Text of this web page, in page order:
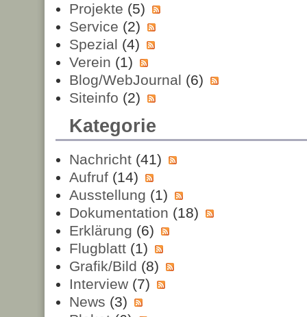
Projekte (5)
Service (2)
Spezial (4)
Verein (1)
Blog/WebJournal (6)
Siteinfo (2)
Kategorie
Nachricht(41)
Aufruf(14)
Ausstellung (1)
Dokumentation (18)
Erklärung (6)
Flugblatt(1)
Grafik/Bild (8)
Interview(7)
News (3)